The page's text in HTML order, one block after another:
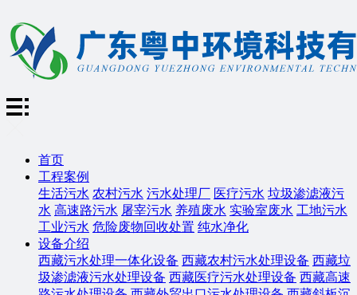
首页
工程案例
生活污水 农村污水 污水处理厂 医疗污水 垃圾渗滤液污
水 高速路污水 屠宰污水 养殖废水 实验室废水 工地污水
工业污水 危险废物回收处置 纯水净化
设备介绍
西藏污水处理一体化设备 西藏农村污水处理设备 西藏垃
圾渗滤液污水处理设备 西藏医疗污水处理设备 西藏高速